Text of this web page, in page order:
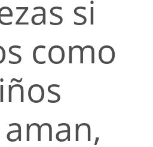
si
como